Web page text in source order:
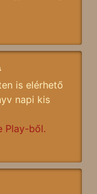
is elérhető
napi kis
Play-ből.